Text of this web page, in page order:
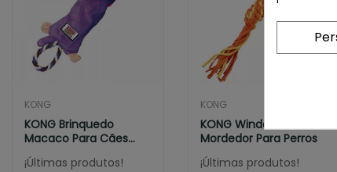
KONG
KONG Brinquedo
Macaco Para Cães
Tugger Knots Monkey...
¡Últimas produtos!
KONG
KONG Winder Zorro
Mordedor Para Perros
¡Últimas produtos!